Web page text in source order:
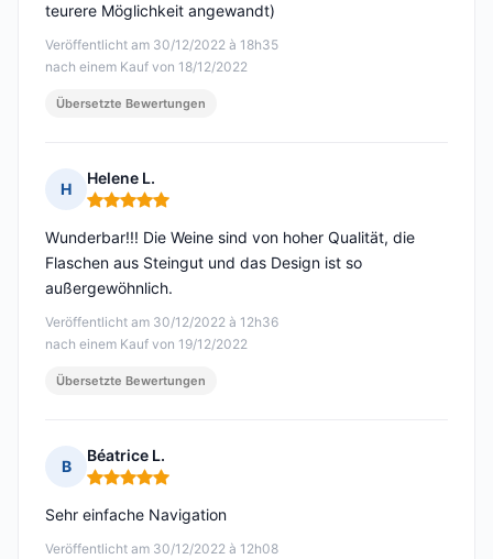
Veröffentlicht am 30/12/2022 à 18h35
nach einem Kauf von 18/12/2022
teurere Möglichkeit angewandt)
Übersetzte Bewertungen
H
Helene L.
Hinweis: 5 von 5
Veröffentlicht am 30/12/2022 à 12h36
nach einem Kauf von 19/12/2022
Wunderbar!!! Die Weine sind von hoher Qualität, die
Flaschen aus Steingut und das Design ist so
außergewöhnlich.
Übersetzte Bewertungen
B
Béatrice L.
Hinweis: 5 von 5
Veröffentlicht am 30/12/2022 à 12h08
Sehr einfache Navigation